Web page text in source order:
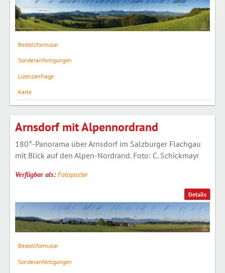
Bestellformular
Sonderanfertigungen
Lizenzanfrage
Karte
Details
Arnsdorf mit Alpennordrand
180°-Panorama über Arnsdorf im Salzburger Flachgau
mit Blick auf den Alpen-Nordrand. Foto: C. Schickmayr
Verfügbar als:Fotoposter
Bestellformular
Sonderanfertigungen